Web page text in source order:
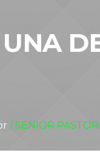
/SENIOR